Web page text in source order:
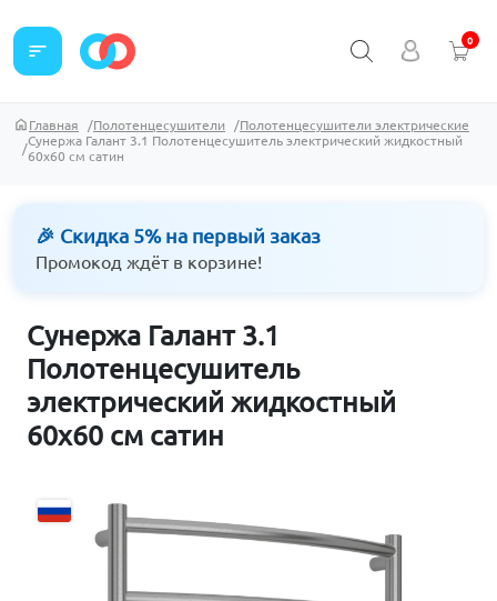
sort 0
Главная Полотенцесушители
Полотенцесушители электрические
Сунержа Галант 3.1 Полотенцесушитель электрический жидкостный
60х60 см сатин
🎉 Скидка 5% на первый заказ
Промокод ждёт в корзине!
Сунержа Галант 3.1
Полотенцесушитель
электрический жидкостный
60х60 см сатин